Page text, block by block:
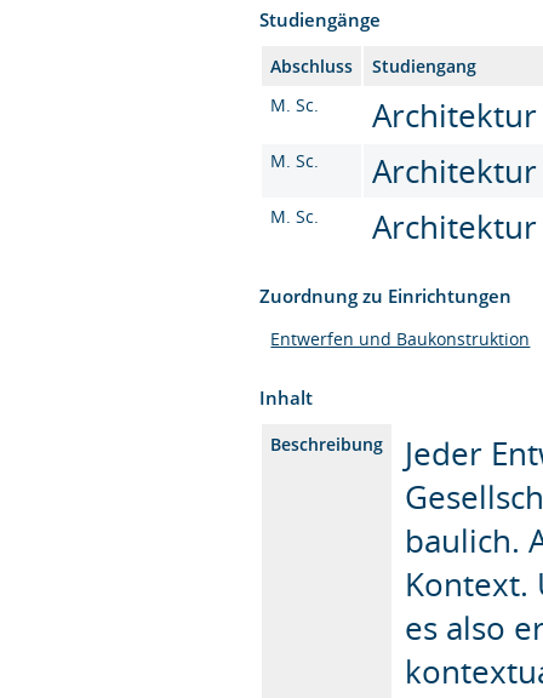
Studiengänge
Abschluss
Studiengang
M. Sc.
Architektur
M. Sc. Architektur
M. Sc. Architektur
Zuordnung zu Einrichtungen
Entwerfen und Baukonstruktion
Inhalt
Beschreibung
Jeder
baulich.
Kontext.
es also